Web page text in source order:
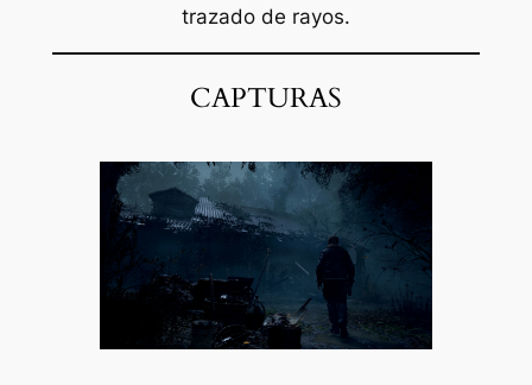
trazado de rayos.
CAPTURAS